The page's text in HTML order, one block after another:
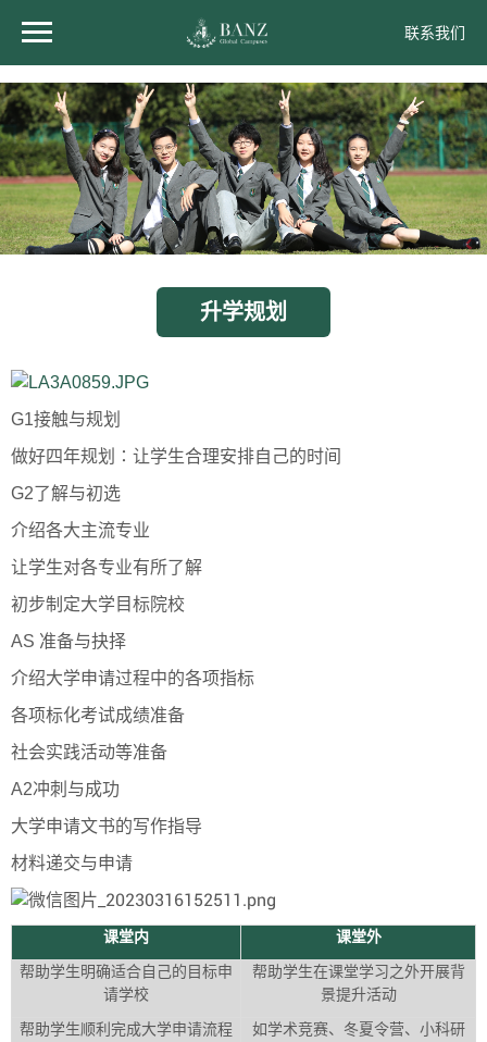
联系我们
升学规划
G1接触与规划
做好四年规划∶让学生合理安排自己的时间
G2了解与初选
介绍各大主流专业
让学生对各专业有所了解
初步制定大学目标院校
AS 准备与抉择
介绍大学申请过程中的各项指标
各项标化考试成绩准备
社会实践活动等准备
A2冲刺与成功
大学申请文书的写作指导
材料递交与申请
课堂内 课堂外
帮助学生明确适合自己的目标申
请学校
帮助学生在课堂学习之外开展背
景提升活动
帮助学生顺利完成大学申请流程
如学术竞赛、冬夏令营、小科研